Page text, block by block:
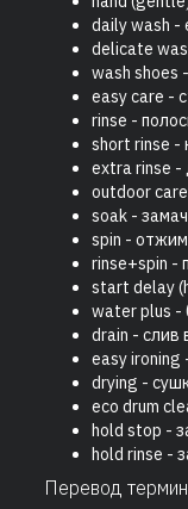
daily wash -
delicate
wash shoes
easy care -
rinse -
short rinse -
extra rinse -
outdoor
soak -
spin - отжим
rinse+spin -
start delay
water plus -
drain - слив
easy ironing
drying -
eco drum
hold stop -
hold rinse -
Перевод